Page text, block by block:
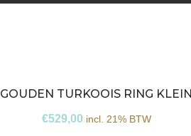
GOUDEN TURKOOIS RING KLEIN
€529,00 incl. 21% BTW